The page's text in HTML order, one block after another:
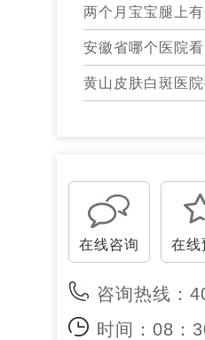
两个月宝宝腿上
安徽省哪个医院
黄山皮肤白斑医
在线咨询 在线
咨询热线：
时间：08